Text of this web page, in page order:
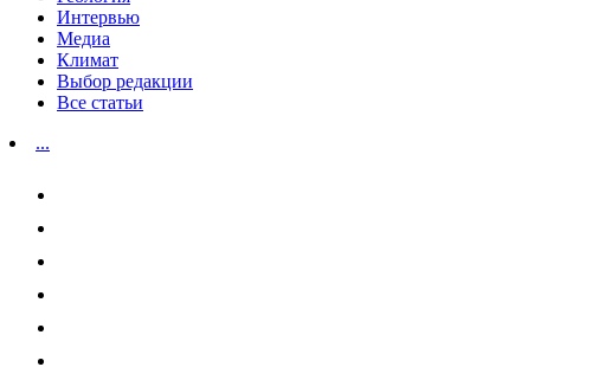
Интервью
Медиа
Климат
Выбор редакции
Все статьи
...